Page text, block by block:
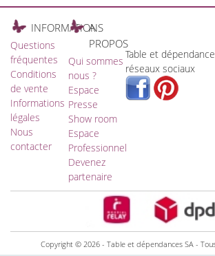
INFORMATIONS
Questions
fréquentes
Conditions
de vente
Informations
légales
Nous
contacter
A
PROPOS
Qui sommes
nous ?
Espace
Presse
Show room
Espace
Professionnel
Devenez
partenaire
Table et
réseaux sociaux
Copyright © 2026 - Table et dépendances SA -